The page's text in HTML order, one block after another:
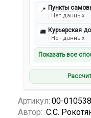
📍 Пункты
Нет данных
🚚 Курьерская
Нет данных
Показать все
Артикул: 00-
Автор: С.С.